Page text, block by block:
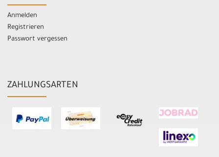
Anmelden
Registrieren
Passwort vergessen
ZAHLUNGSARTEN